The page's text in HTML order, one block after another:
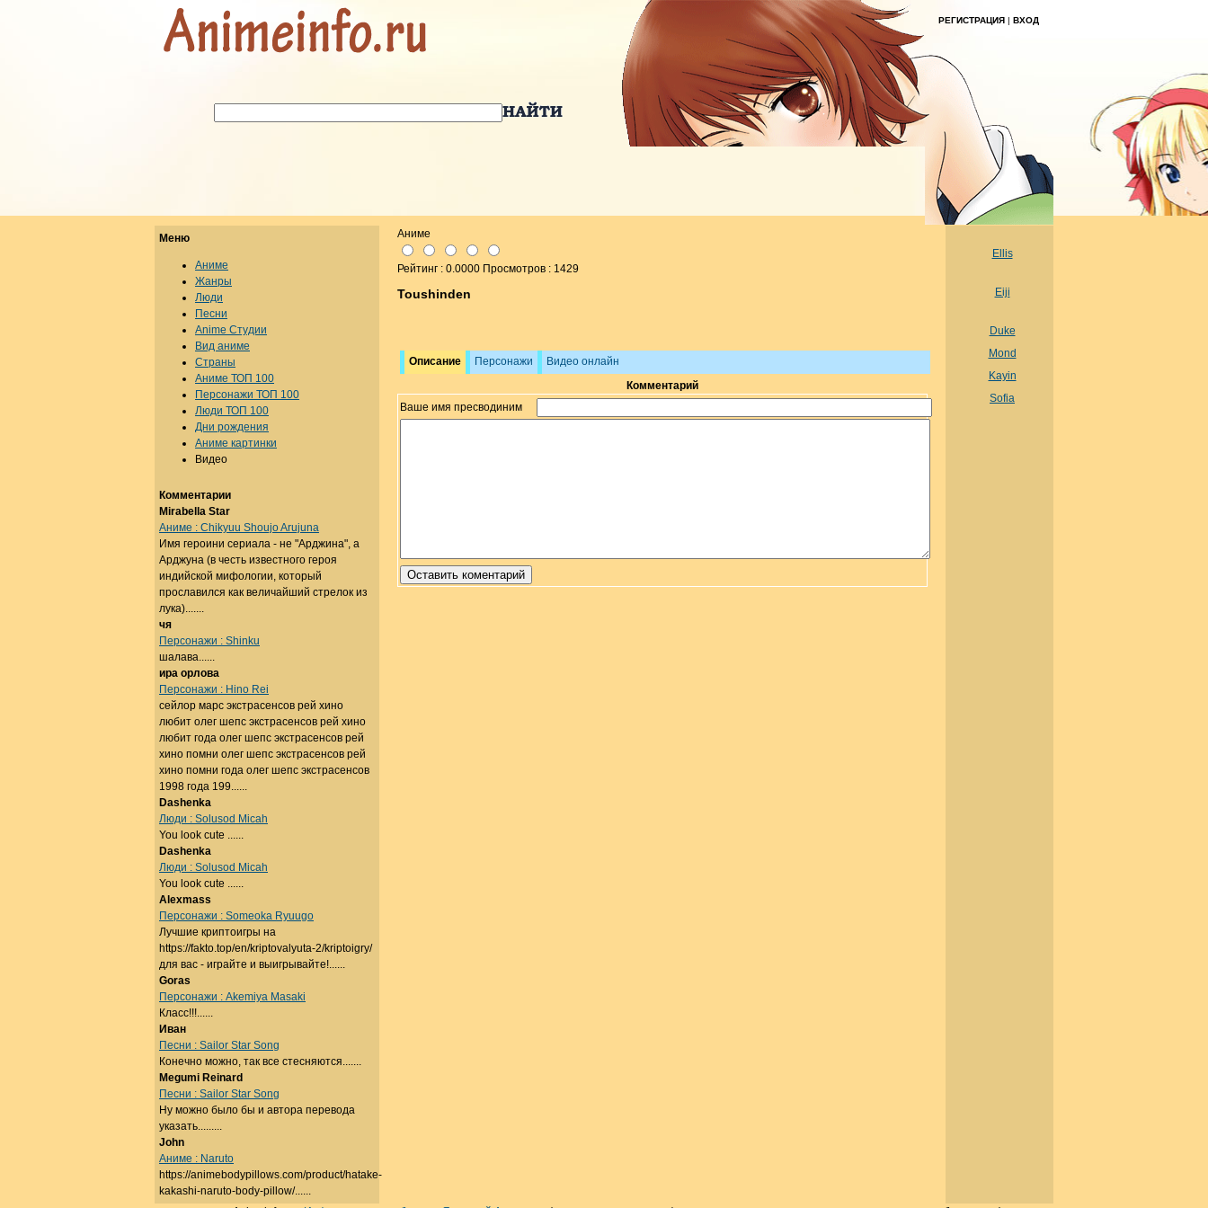
РЕГИСТРАЦИЯ | ВХОД
Аниме
Рейтинг : 0.0000 Просмотров : 1429
Toushinden
Описание Персонажи
Видео онлайн
Комментарий
Ваше имя пресводиним
Меню
Аниме
Жанры
Люди
Песни
Anime Студии
Вид аниме
Страны
Аниме ТОП 100
Персонажи ТОП 100
Люди ТОП 100
Дни рождения
Аниме картинки
Видео
Комментарии
Mirabella Star
Аниме : Chikyuu Shoujo Arujuna
Имя героини сериала - не "Арджина", а
Арджуна (в честь известного героя
индийской мифологии, который
прославился как величайший стрелок из
лука).......
чя
Персонажи : Shinku
шалава......
ира орлова
Персонажи : Hino Rei
сейлор марс экстрасенсов рей хино
любит олег шепс экстрасенсов рей хино
любит года олег шепс экстрасенсов рей
хино помни олег шепс экстрасенсов рей
хино помни года олег шепс экстрасенсов
1998 года 199......
Dashenka
Люди : Solusod Micah
You look cute ......
Dashenka
Люди : Solusod Micah
You look cute ......
Alexmass
Персонажи : Someoka Ryuugo
Лучшие криптоигры на
https://fakto.top/en/kriptovalyuta-2/kriptoigry/
для вас - играйте и выигрывайте!......
Goras
Персонажи : Akemiya Masaki
Класс!!!......
Иван
Песни : Sailor Star Song
Конечно можно, так все стесняются.......
Megumi Reinard
Песни : Sailor Star Song
Ну можно было бы и автора перевода
указать.........
John
Аниме : Naruto
https://animebodypillows.com/product/hatake-
kakashi-naruto-body-pillow/......
Ellis
Eiji
Duke
Mond
Kayin
Sofia